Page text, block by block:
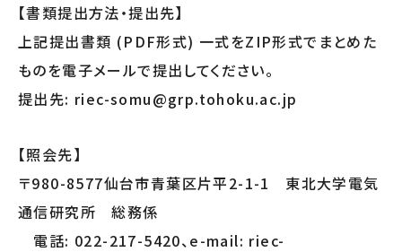
【書類提出方法・提出先】
上記提出書類 (PDF形式) 一式をZIP形式でまとめた
ものを電子メールで提出してください。
提出先: riec-somu@grp.tohoku.ac.jp
【照会先】
〒980-8577仙台市青葉区片平2-1-1 東北大学電気
通信研究所 総務係
電話: 022-217-5420、e-mail: riec-